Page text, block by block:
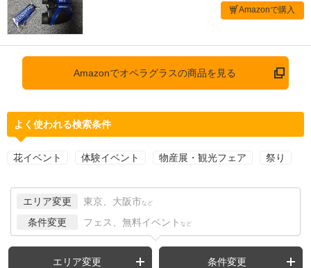
Amazonで購入
Amazonでオペラグラスの商品を見る
よく使われる検索条件
花イベント 体験イベント 物産展・観光フェア 祭り
エリア変更 東京、大阪市 など
条件変更 フェス、無料イベント など
エリア変更 条件変更